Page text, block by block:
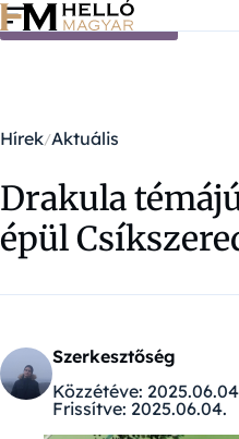
Ugrás a tartalomra
Hírek Aktuális
Drakula
épül
Szerkesztőség
Közzétéve:
Frissítve: 2025.06.04.